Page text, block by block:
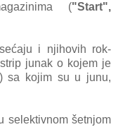
("Start",
i njihovih rok-
junak o kojem je
sa kojim su u junu,
selektivnom šetnjom